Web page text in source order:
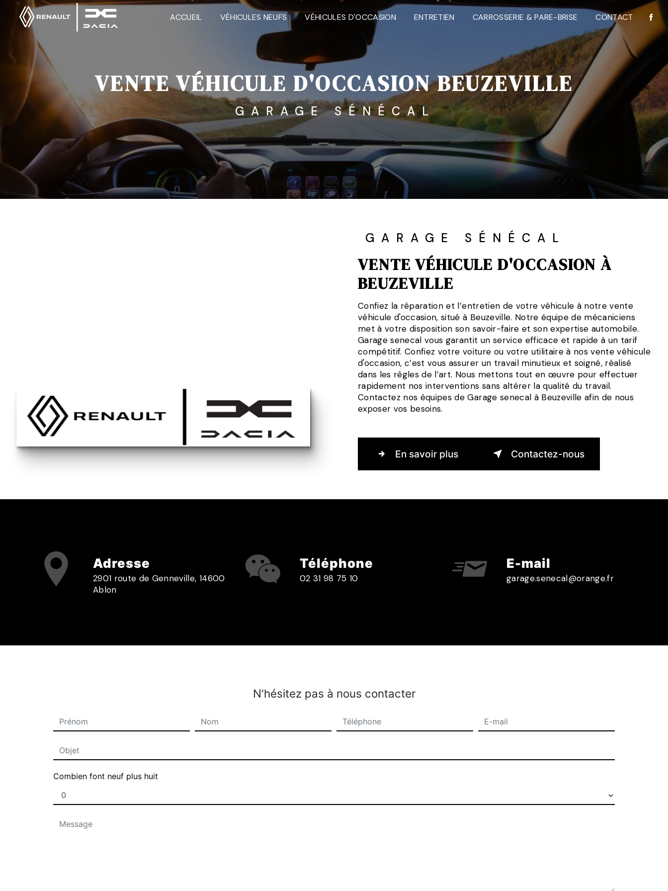
ACCUEIL VÉHICULES NEUFS VÉHICULES D'OCCASION ENTRETIEN CARROSSERIE & PARE-BRISE CONTACT
VENTE VÉHICULE D'OCCASION BEUZEVILLE
GARAGE SÉNÉCAL
GARAGE SÉNÉCAL
VENTE VÉHICULE D'OCCASION À
BEUZEVILLE
Confiez la réparation et l’entretien de votre véhicule à notre vente
véhicule d'occasion, situé à Beuzeville. Notre équipe de mécaniciens
met à votre disposition son savoir-faire et son expertise automobile.
Garage senecal vous garantit un service efficace et rapide à un tarif
compétitif. Confiez votre voiture ou votre utilitaire à nos vente véhicule
d'occasion, c’est vous assurer un travail minutieux et soigné, réalisé
dans les règles de l’art. Nous mettons tout en œuvre pour effectuer
rapidement nos interventions sans altérer la qualité du travail.
Contactez nos équipes de Garage senecal à Beuzeville afin de nous
exposer vos besoins.
En savoir plus Contactez-nous
Adresse
2901 route de Genneville, 14600
Ablon
Téléphone
02 31 98 75 10
E-mail
garage.senecal@orange.fr
N'hésitez pas à nous contacter
Combien font neuf plus huit
Panneau de gestion des cookies